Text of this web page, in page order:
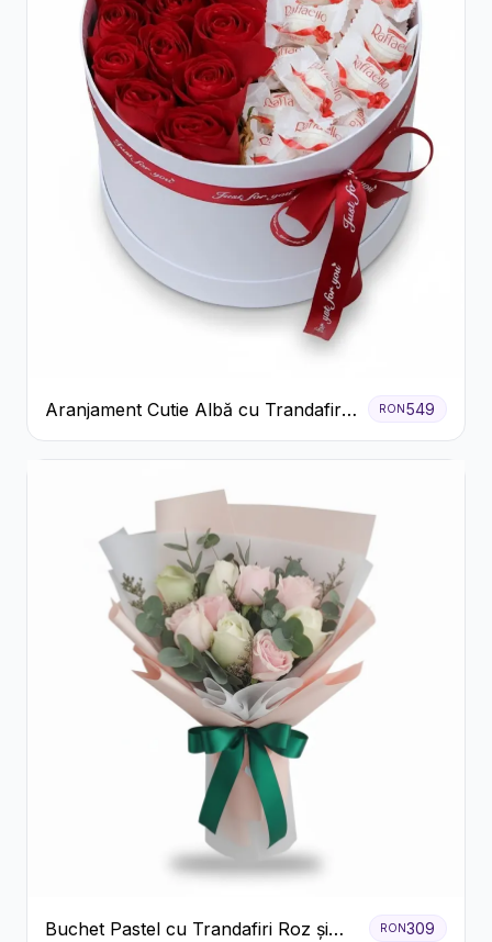
Aranjament Cutie Albă cu Trandafiri
Roșii și Raffaello
RON 549
Buchet Pastel cu Trandafiri Roz și
RON309